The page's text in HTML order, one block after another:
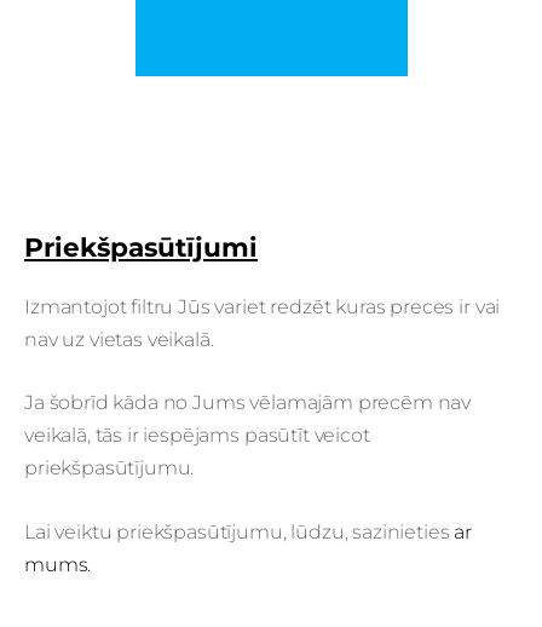
Priekšpasūtījumi
Izmantojot filtru Jūs variet redzēt kuras preces ir vai
nav uz vietas veikalā.
Ja šobrīd kāda no Jums vēlamajām precēm nav
veikalā, tās ir iespējams pasūtīt veicot
priekšpasūtījumu.
Lai veiktu priekšpasūtījumu, lūdzu, sazinieties ar
mums.